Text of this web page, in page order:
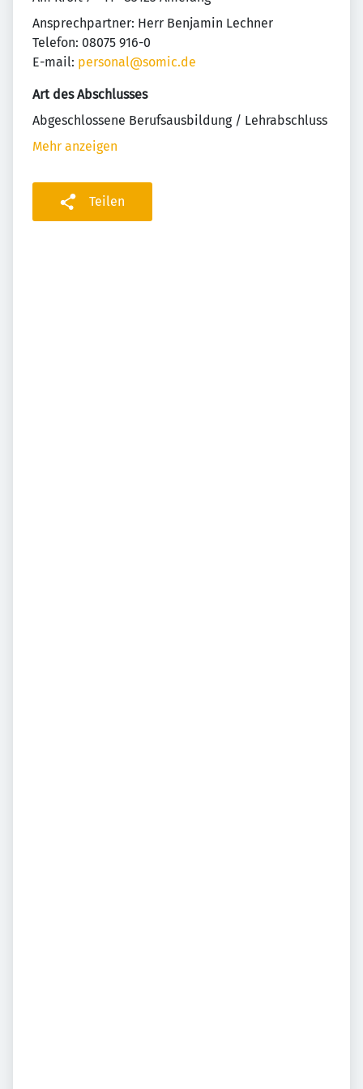
Ansprechpartner: Herr Benjamin Lechner
Telefon: 08075 916-0
E-mail: personal@somic.de
Art des Abschlusses
Abgeschlossene Berufsausbildung / Lehrabschluss
Mehr anzeigen
Teilen